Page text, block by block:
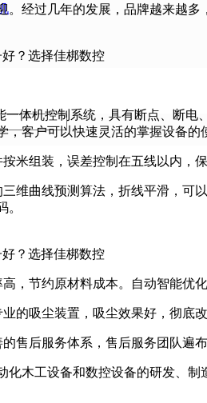
。经过几年的发展，品牌越来越
？选择佳梆数控
一体机控制系统，具有断点、断
，客户可以快速灵活的掌握设备的
米组装，误差控制在五线以内，
维曲线预测算法，折线平滑，可
。
？选择佳梆数控
，节约原材料成本。自动智能优
的吸尘装置，吸尘效果好，彻底
售后服务体系，售后服务团队遍
化木工设备和数控设备的研发、